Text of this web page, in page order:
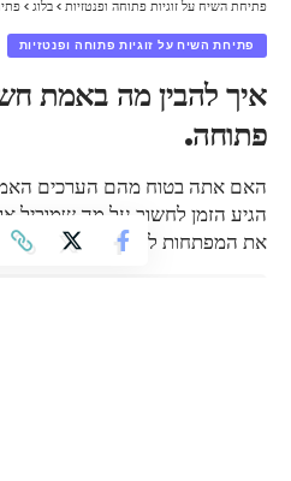
פתיחת השיח על זוגיות פתוחה ופנטזיות > בלוג >
פתיחת השיח על זוגיות פתוחה ופנטזיות
איך להבין מה באמת
פתוחה.
האם אתה בטוח מהם הערכים
הגיע הזמן לחשוב על מה שמוביל
את המפתחות להבנת עצמך